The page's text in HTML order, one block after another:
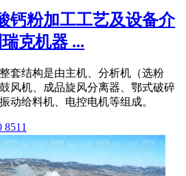
钙粉加工工艺及设备介
克机器 ...
套结构是由主机、分析机（选粉
风机、成品旋风分离器、鄂式破碎
动给料机、电控电机等组成。
8511